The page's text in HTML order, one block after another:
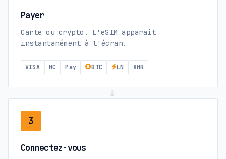
Payer
Carte ou crypto. L'eSIM apparaît
instantanément à l'écran.
VISA MC Pay BTC LN XMR
3
Connectez-vous